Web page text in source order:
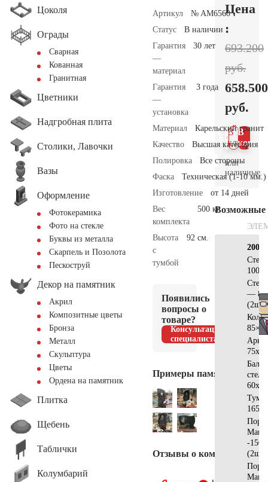
Цоколя
Ограды
Сварная
Кованная
Гранитная
Цветники
Надгробная плита
Столики, Лавочки
Вазы
Оформление
Фотокерамика
Фото на стекле
Буквы из металла
Скарпель и Позолота
Пескоструй
Декор на памятник
Акрил
Композитные цветы
Бронза
Металл
Скульптура
Цветы
Ордена на памятник
Плитка
Щебень
Таблички
Колумбарий
Артикул
№ AM6560
Статус
В наличии
Гарантия
—
материал
30 лет
Гарантия
—
установка
3 года
Материал
Карельский гранит
Качество
Высшая категория
Полировка
Все стороны
Фаска
Техническая (1-10 мм.)
Изготовление
от 14 дней
Вес
комплекта
500 кг.
Высота
с
тумбой
92 см.
Появились
вопросы о
товаре?
Консультация
специалиста
Примеры памятников
Отзывы о компании
Цена
:
693.200
руб.
658.500
руб.
В
В 1
клик
или
наличные.
Возможные
—
(2шт)
Манс
-
(2шт)